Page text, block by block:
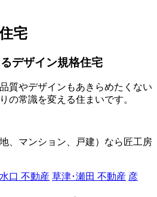
デザイン規格住宅
質やデザインもあきらめたくない
の常識を変える住まいです。
、マンション、戸建）なら匠工房
水口 不動産 草津･瀬田 不動産 彦